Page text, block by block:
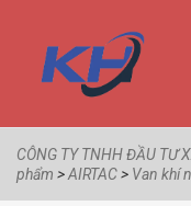
CÔNG TY TNHH ĐẦU TƯ
phẩm >AIRTAC> Van khí